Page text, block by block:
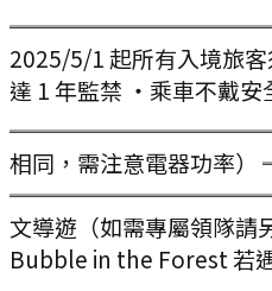
2025/5/1 起所有入境旅
達 1 年監禁 ・乘
相同，需注意電器
文導遊（如需專屬領隊請
Bubble in the Forest 若